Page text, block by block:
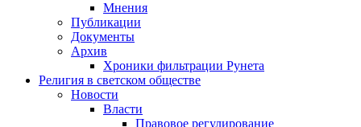
Мнения
Публикации
Документы
Архив
Хроники фильтрации Рунета
Религия в светском обществе
Новости
Власти
Правовое регулирование